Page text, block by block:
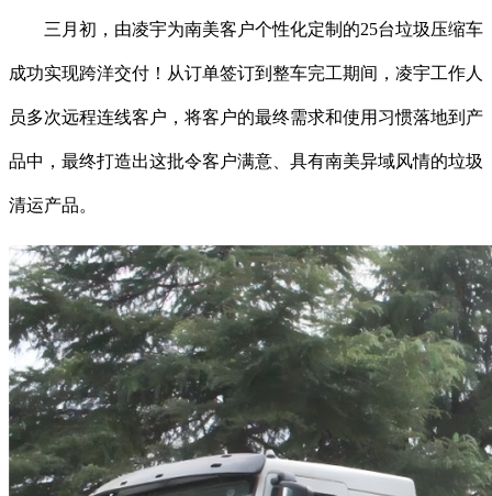
三月初，由凌宇为南美客户个性化定制的25台垃圾压缩车
成功实现跨洋交付！从订单签订到整车完工期间，凌宇工作人
员多次远程连线客户，将客户的最终需求和使用习惯落地到产
品中，最终打造出这批令客户满意、具有南美异域风情的垃圾
清运产品。